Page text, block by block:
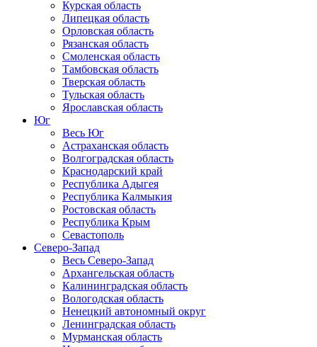
Курская область
Липецкая область
Орловская область
Рязанская область
Смоленская область
Тамбовская область
Тверская область
Тульская область
Ярославская область
Юг
Весь Юг
Астраханская область
Волгоградская область
Краснодарский край
Республика Адыгея
Республика Калмыкия
Ростовская область
Республика Крым
Севастополь
Северо-Запад
Весь Северо-Запад
Архангельская область
Калининградская область
Вологодская область
Ненецкий автономный округ
Ленинградская область
Мурманская область